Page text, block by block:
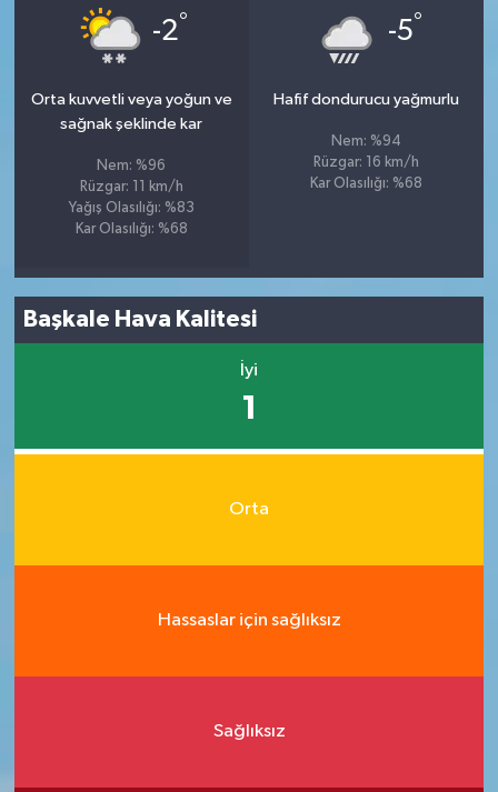
-2°
Orta kuvvetli veya yoğun ve
sağnak şeklinde kar
Nem: %96
Rüzgar: 11 km/h
Yağış Olasılığı: %83
Kar Olasılığı: %68
-5°
Hafif dondurucu yağmurlu
Nem: %94
Rüzgar: 16 km/h
Kar Olasılığı: %68
Başkale Hava Kalitesi
İyi
1
Orta
Hassaslar için sağlıksız
Sağlıksız